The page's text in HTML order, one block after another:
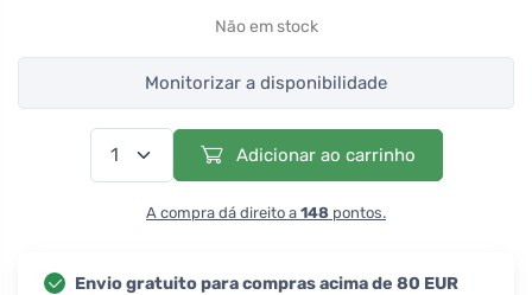
Não em stock
Monitorizar a disponibilidade
Adicionar ao carrinho
A compra dá direito a 148 pontos.
Envio gratuito para compras acima de 80 EUR